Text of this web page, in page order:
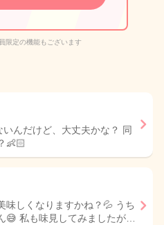
限定の機能もございます
んだけど、大丈夫かな？ 同
👶🏻
味しくなりますかね？💦 うち
😅 私も味見してみましたが…